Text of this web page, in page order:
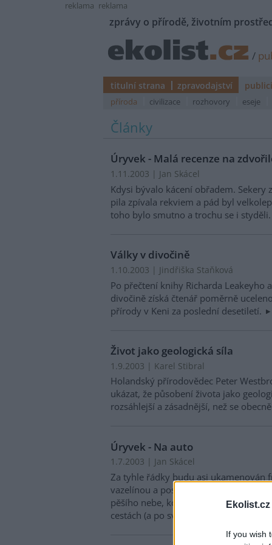
Ekolist.cz
If you wish
reklama reklama
zprávy o přírodě, životním
/
titulní strana zpravodajství
příroda civilizace rozhovory eseje
Články
Úryvek - Malá recenze na
1.11.2003 | Jan Skácel
Kdysi bývalo kácení obřadem.
pila zpívala rekviem a pád byl
toho bylo smutno a trochu se i styděli.
Války v divočině
1.10.2003 | Jindřiška Staňková
Po přečtení knihy Richarda Leakeyho
divočině získá čtenář poměrně
přírody v Keni za poslední desetiletí.
Život jako geologická síla
1.9.2003 | Karel Stibral
Holandský přírodovědec Peter
ukázat, že působení života jako
rozsáhlejší a zásadnější, než se
Úryvek - Na auto
1.7.2003 | Jan Skácel
Za tyhle řádky budu asi ukamenován
vazelínou a posypán peřím. A dostanu
pěšího nebe, kde dobrý voják Švejk
cestách (a po svých) z Putimi do Putimi.